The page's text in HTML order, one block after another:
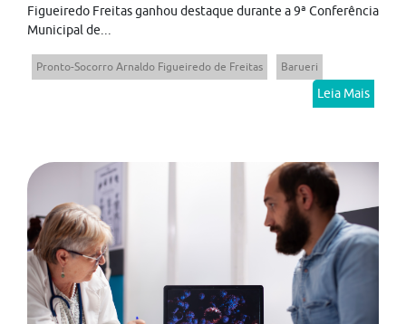
Figueiredo Freitas ganhou destaque durante a 9ª Conferência
Municipal de...
Pronto-Socorro Arnaldo Figueiredo de Freitas Barueri
Leia Mais